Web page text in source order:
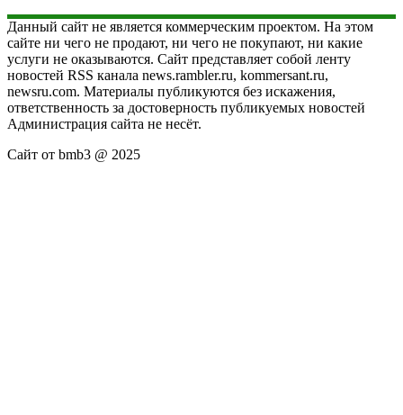
Данный сайт не является коммерческим проектом. На этом
сайте ни чего не продают, ни чего не покупают, ни какие
услуги не оказываются. Сайт представляет собой ленту
новостей RSS канала news.rambler.ru, kommersant.ru,
newsru.com. Материалы публикуются без искажения,
ответственность за достоверность публикуемых новостей
Администрация сайта не несёт.
Сайт от bmb3 @ 2025